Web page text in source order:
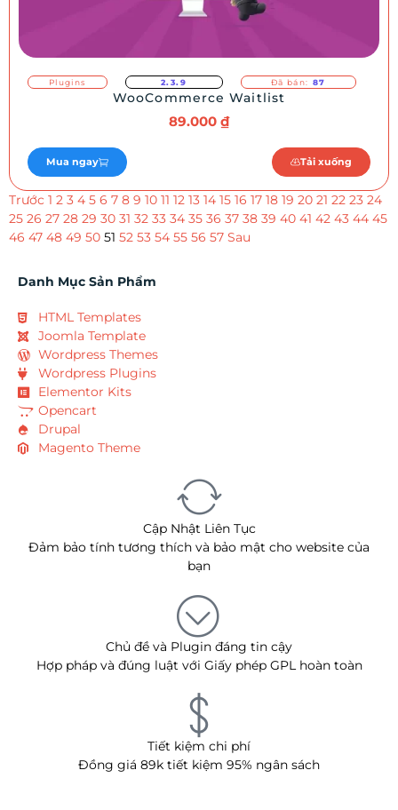
Danh Mục Sản Phẩm
HTML Templates
Joomla Template
Wordpress Themes
Wordpress Plugins
Elementor Kits
Opencart
Drupal
Magento Theme
Cập Nhật Liên Tục
Đảm bảo tính tương thích và bảo mật cho website của
bạn
Chủ đề và Plugin đáng tin cậy
Hợp pháp và đúng luật với Giấy phép GPL hoàn toàn
Tiết kiệm chi phí
Đồng giá 89k tiết kiệm 95% ngân sách
Plugins 2.3.9 Đã bán: 87
WooCommerce Waitlist
89.000 ₫
Mua ngay Tải xuống
Trước 1 2 3 4 5 6 7 8 9 10 11 12 13 14 15 16 17 18 19 20 21 22 23 24
25 26 27 28 29 30 31 32 33 34 35 36 37 38 39 40 41 42 43 44 45
46 47 48 49 50 51 52 53 54 55 56 57 Sau